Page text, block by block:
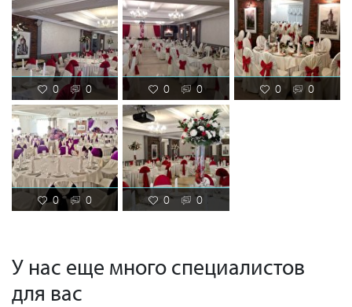
0 0 0 0 0 0
0 0 0 0
У нас еще много специалистов
для вас